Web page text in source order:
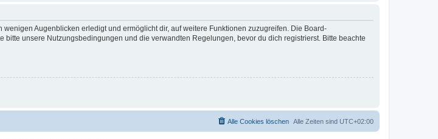
Augenblicken erledigt und ermöglicht dir, auf weitere Funktionen zuzugreifen. Die Board-
unsere Nutzungsbedingungen und die verwandten Regelungen, bevor du dich registrierst. Bitte beachte
Alle Zeiten sind UTC+02:00
Alle Cookies löschen